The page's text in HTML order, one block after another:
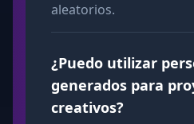
aleatorios.
¿Puedo utilizar
generados para
creativos?